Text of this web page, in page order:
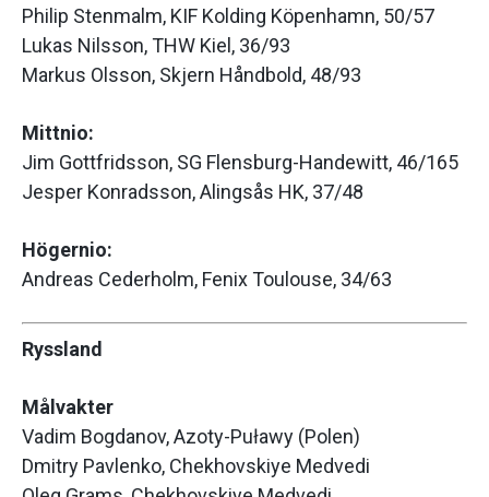
Philip Stenmalm, KIF Kolding Köpenhamn, 50/57
Lukas Nilsson, THW Kiel, 36/93
Markus Olsson, Skjern Håndbold, 48/93
Mittnio:
Jim Gottfridsson, SG Flensburg-Handewitt, 46/165
Jesper Konradsson, Alingsås HK, 37/48
Högernio:
Andreas Cederholm, Fenix Toulouse, 34/63
Ryssland
Målvakter
Vadim Bogdanov, Azoty-Puławy (Polen)
Dmitry Pavlenko, Chekhovskiye Medvedi